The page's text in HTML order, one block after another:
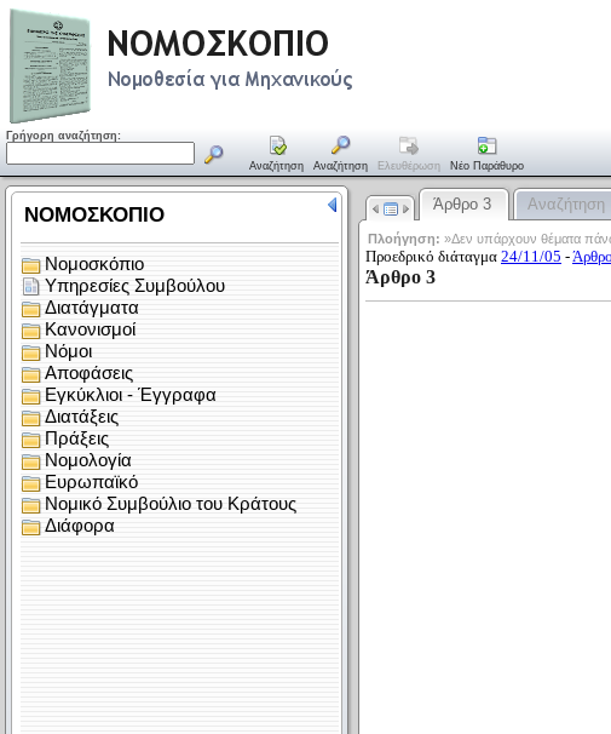
Γρήγορη αναζήτηση:
Αναζήτηση Αναζήτηση Ελευθέρωση Νέο Παράθυρο
Άρθρο 3 Αναζήτηση